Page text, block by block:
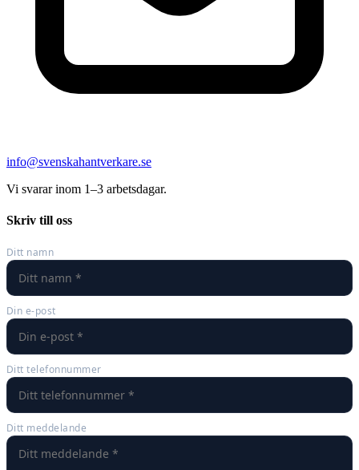
info@svenskahantverkare.se
Vi svarar inom 1–3 arbetsdagar.
Skriv till oss
Ditt namn
Din e-post
Ditt telefonnummer
Ditt meddelande